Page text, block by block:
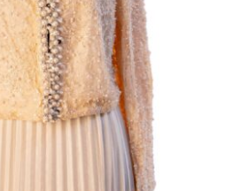
Dantelli Krem Abiye
Özel Gün Şıklığı